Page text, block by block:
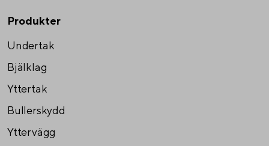
Produkter
Undertak
Bjälklag
Yttertak
Bullerskydd
Yttervägg